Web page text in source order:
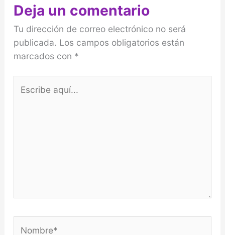
Deja un comentario
Tu dirección de correo electrónico no será
publicada. Los campos obligatorios están
marcados con *
aquí...